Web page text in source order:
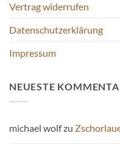
Vertrag widerrufen
Datenschutzerklärung
Impressum
NEUESTE
michael wolfzu